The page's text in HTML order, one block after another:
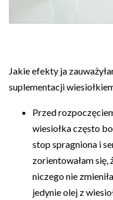
Jakie efekty ja
suplementacji
Przed
wiesiołka często
stop spragniona i
zorientowałam się,
niczego nie
jedynie olej z